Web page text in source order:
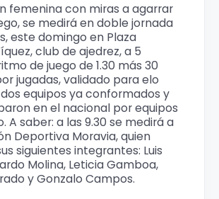
femenina con miras a agarrar
se medirá en doble jornada
este domingo en Plaza
club de ajedrez, a 5
de juego de 1.30 más 30
jugadas, validado para elo
equipos ya conformados y
en el nacional por equipos
A saber: a las 9.30 se medirá a
Deportiva Moravia, quien
siguientes integrantes: Luis
Molina, Leticia Gamboa,
y Gonzalo Campos.